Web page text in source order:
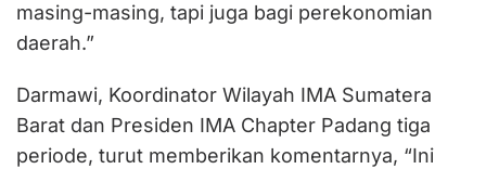
masing-masing, tapi juga bagi perekonomian
daerah.”
Darmawi, Koordinator Wilayah IMA Sumatera
Barat dan Presiden IMA Chapter Padang tiga
periode, turut memberikan komentarnya, “Ini